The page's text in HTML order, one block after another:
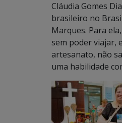
Cláudia Gomes
brasileiro no
Marques. Para
sem poder viajar,
artesanato, não
uma habilidade